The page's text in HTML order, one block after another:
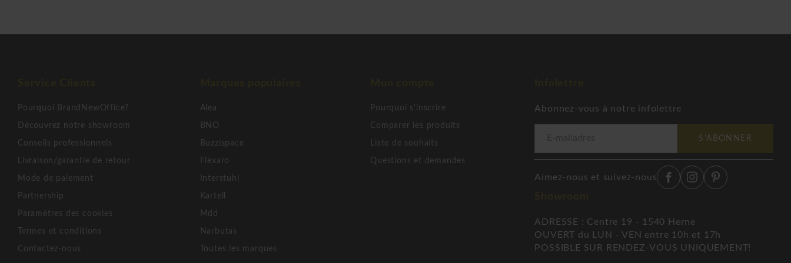
Pourquoi BrandNewOffice?
Découvrez notre showroom
Conseils professionnels
Livraison/garantie de retour
Mode de paiement
Partnership
Paramètres des cookies
Termes et conditions
Contactez-nous
Alea
BNO
Buzzispace
Flexaro
Interstuhl
Kartell
Mdd
Narbutas
Toutes les marques
Pourquoi s'inscrire
Comparer les produits
Liste de souhaits
Questions et demandes
Abonnez-vous à notre infolettre
S'ABONNER
Aimez-nous et suivez-nous
ADRESSE : Centre 19 - 1540 Herne
OUVERT du LUN - VEN entre 10h et 17h
POSSIBLE SUR RENDEZ-VOUS UNIQUEMENT!